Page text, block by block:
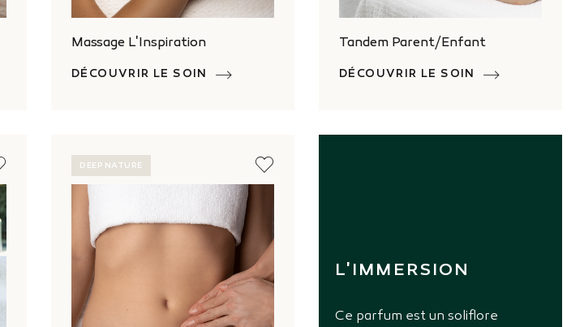
Massage L'Inspiration
DÉCOUVRIR LE SOIN
Tandem Parent/Enfant
DÉCOUVRIR LE SOIN
DEEP NATURE
L'IMMERSION
Ce parfum est un soliflore